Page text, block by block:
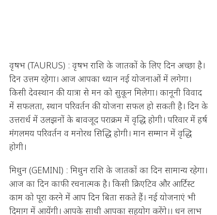
वृषभ (TAURUS) : वृषभ राशि के जातकों के लिए दिन अच्छा है।
दिन उत्तम रहेगा। आज आपका ध्यान नई योजनाओं में लगेगा।
किसी देवस्थान की यात्रा से मन को सुकून मिलेगा। कानूनी विवाद
में सफलता, स्थान परिवर्तन की योजना सफल हो सकती है। दिन के
उत्तरार्ध में उलझनों के बावजूद पराक्रम में वृद्धि होगी। परिवार में हर्ष
मंगलमय परिवर्तन व मनोरथ सिद्धि होगी। मान सम्मान में वृद्धि
होगी।
मिथुन (GEMINI) : मिथुन राशि के जातकों का दिन सामान्य रहेगा।
आज का दिन काफी रचनात्मक है। किसी क्रिएटिव और आर्टिस्ट
काम को पूरा करने में आप दिन बिता सकते हैं। नई योजनाएं भी
दिमाग में आयेंगी। आपके साथी आपका सहयोग करेंगे।। धन लाभ